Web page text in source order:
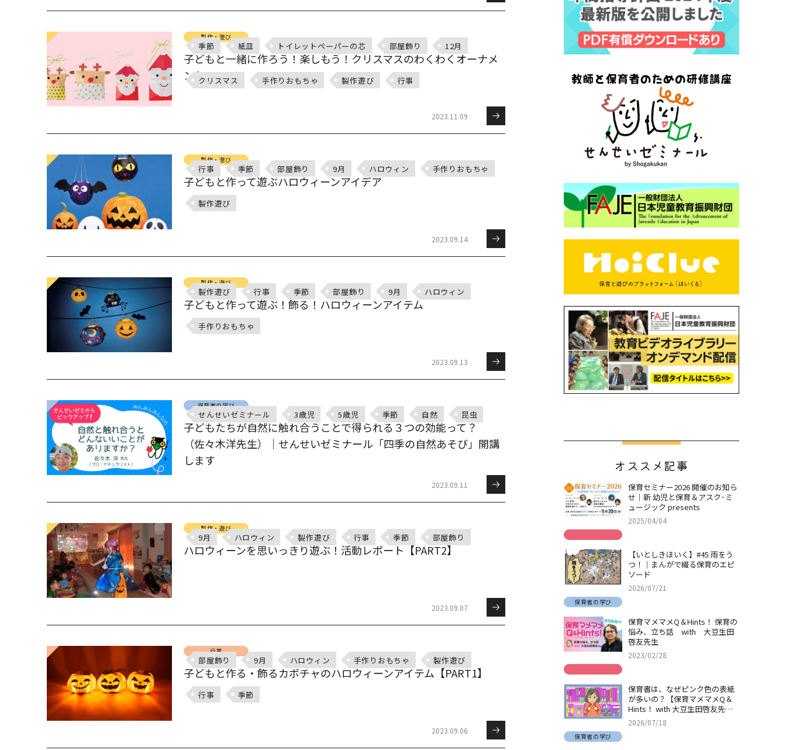
製作・遊び
子どもと一緒に作ろう！楽しもう！クリスマスのわくわくオーナメ
ント
季節 紙皿 トイレットペーパーの芯 部屋飾り 12月
クリスマス 手作りおもちゃ 製作遊び 行事
2023.11.09
製作・遊び
子どもと作って遊ぶハロウィーンアイデア
行事 季節 部屋飾り 9月 ハロウィン 手作りおもちゃ
製作遊び
2023.09.14
製作・遊び
子どもと作って遊ぶ！飾る！ハロウィーンアイテム
製作遊び 行事 季節 部屋飾り 9月 ハロウィン
手作りおもちゃ
2023.09.13
保育者の学び
子どもたちが自然に触れ合うことで得られる３つの効能って？
（佐々木洋先生）｜せんせいゼミナール「四季の自然あそび」開講
します
せんせいゼミナール 3歳児 5歳児 季節 自然 昆虫
2023.09.11
製作・遊び
ハロウィーンを思いっきり遊ぶ！活動レポート【PART2】
9月 ハロウィン 製作遊び 行事 季節 部屋飾り
2023.09.07
行事
子どもと作る・飾るカボチャのハロウィーンアイテム【PART1】
部屋飾り 9月 ハロウィン 手作りおもちゃ 製作遊び
行事 季節
2023.09.06
オススメ記事
保育セミナー2026 開催のお知ら
せ｜新 幼児と保育＆アスク･ミ
ュージック presents
2025/04/04
【いとしきほいく】#45 雨をう
つ！｜まんがで綴る保育のエピ
ソード
2026/07/21
保育者の学び
保育マメマメQ＆Hints！ 保育の
悩み、立ち話 with 大豆生田
啓友先生
2023/02/28
保育書は、なぜピンク色の表紙
が多いの？【保育マメマメQ＆
Hints！ with 大豆生田啓友先
生】
2026/07/18
保育者の学び